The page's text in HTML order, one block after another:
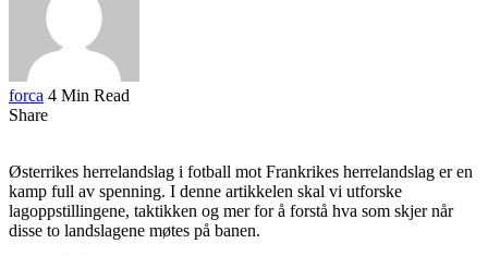
forca 4 Min Read
Share
Østerrikes herrelandslag i fotball mot Frankrikes herrelandslag er en
kamp full av spenning. I denne artikkelen skal vi utforske
lagoppstillingene, taktikken og mer for å forstå hva som skjer når
disse to landslagene møtes på banen.